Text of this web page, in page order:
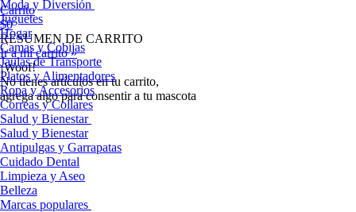
Carrito
$0
RESUMEN DE CARRITO
Ir a mi carrito »
¡Woof!
No tíenes artículos en tu carrito,
agrega algo para consentir a tu mascota
Moda y Diversión
Juguetes
Hogar
Camas y Cobijas
Jaulas de Transporte
Platos y Alimentadores
Ropa y Accesorios
Correas y Collares
Salud y Bienestar
Salud y Bienestar
Antipulgas y Garrapatas
Cuidado Dental
Limpieza y Aseo
Belleza
Marcas populares